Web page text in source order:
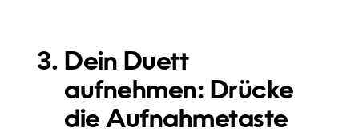
Dein Duett
aufnehmen: Drücke
die Aufnahmetaste